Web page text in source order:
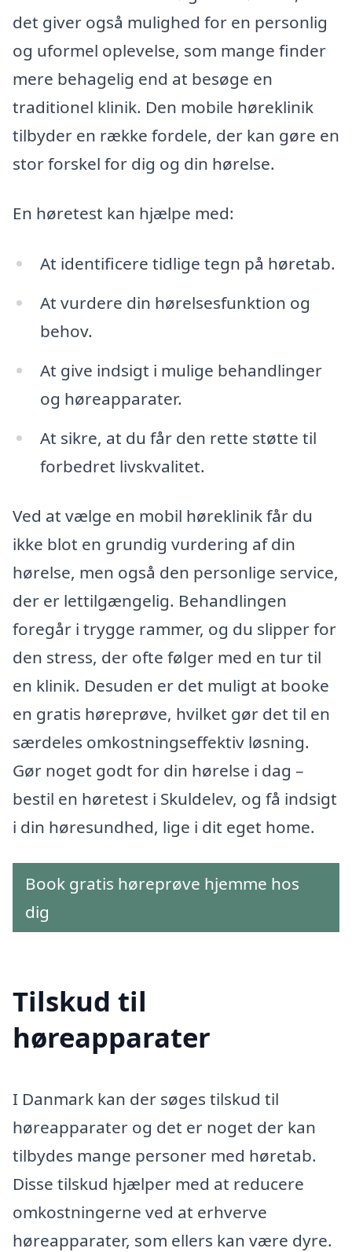
det giver også mulighed for en personlig
og uformel oplevelse, som mange finder
mere behagelig end at besøge en
traditionel klinik. Den mobile høreklinik
tilbyder en række fordele, der kan gøre en
stor forskel for dig og din hørelse.
En høretest kan hjælpe med:
At identificere tidlige tegn på høretab.
At vurdere din hørelsesfunktion og
behov.
At give indsigt i mulige behandlinger
og høreapparater.
At sikre, at du får den rette støtte til
forbedret livskvalitet.
Ved at vælge en mobil høreklinik får du
ikke blot en grundig vurdering af din
hørelse, men også den personlige service,
der er lettilgængelig. Behandlingen
foregår i trygge rammer, og du slipper for
den stress, der ofte følger med en tur til
en klinik. Desuden er det muligt at booke
en gratis høreprøve, hvilket gør det til en
særdeles omkostningseffektiv løsning.
Gør noget godt for din hørelse i dag –
bestil en høretest i Skuldelev, og få indsigt
i din høresundhed, lige i dit eget home.
Book gratis høreprøve hjemme hos
dig
Tilskud til
høreapparater
I Danmark kan der søges tilskud til
høreapparater og det er noget der kan
tilbydes mange personer med høretab.
Disse tilskud hjælper med at reducere
omkostningerne ved at erhverve
høreapparater, som ellers kan være dyre.